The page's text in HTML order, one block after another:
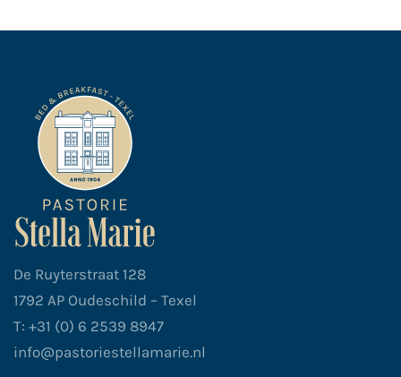
De Ruyterstraat 128
1792 AP Oudeschild – Texel
T: +31 (0) 6 2539 8947
info@pastoriestellamarie.nl